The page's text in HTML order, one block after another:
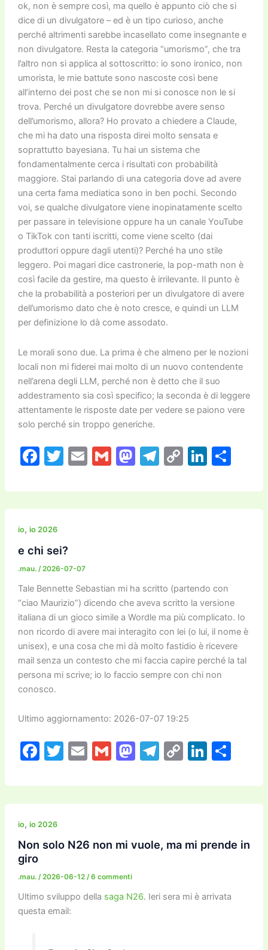
ok, non è sempre così, ma quello è appunto ciò che si
dice di un divulgatore – ed è un tipo curioso, anche
perché altrimenti sarebbe incasellato come insegnante e
non divulgatore. Resta la categoria “umorismo”, che tra
l’altro non si applica al sottoscritto: io sono ironico, non
umorista, le mie battute sono nascoste così bene
all’interno dei post che se non mi si conosce non le si
trova. Perché un divulgatore dovrebbe avere senso
dell’umorismo, allora? Ho provato a chiedere a Claude,
che mi ha dato una risposta direi molto sensata e
soprattutto bayesiana. Tu hai un sistema che
fondamentalmente cerca i risultati con probabilità
maggiore. Stai parlando di una categoria dove ad avere
una certa fama mediatica sono in ben pochi. Secondo
voi, se qualche divulgatore viene inopinatamente scelto
per passare in televisione oppure ha un canale YouTube
o TikTok con tanti iscritti, come viene scelto (dai
produttori oppure dagli utenti)? Perché ha uno stile
leggero. Poi magari dice castronerie, la pop-math non è
così facile da gestire, ma questo è irrilevante. Il punto è
che la probabilità a posteriori per un divulgatore di avere
dell’umorismo dato che è noto cresce, e quindi un LLM
per definizione lo dà come assodato.
Le morali sono due. La prima è che almeno per le nozioni
locali non mi fiderei mai molto di un nuovo contendente
nell’arena degli LLM, perché non è detto che il suo
addestramento sia così specifico; la seconda è di leggere
attentamente le risposte date per vedere se paiono vere
solo perché sin troppo generiche.
F
c
e
b
o
o
k
T
itt
er
E
ai
l
G
ai
l
M
st
o
T
e
gr
C
p
y
Li
k
e
C
n
di
io, io 2026
e chi sei?
.mau. /2026-07-07
Tale Bennette Sebastian mi ha scritto (partendo con
“ciao Maurizio”) dicendo che aveva scritto la versione
italiana di un gioco simile a Wordle ma più complicato. Io
non ricordo di avere mai interagito con lei (o lui, il nome è
unisex), e una cosa che mi dà molto fastidio è ricevere
mail senza un contesto che mi faccia capire perché la tal
persona mi scrive; io lo faccio sempre con chi non
conosco.
Ultimo aggiornamento: 2026-07-07 19:25
F
c
e
b
o
k
T
itt
er
E
ai
l
G
ai
l
M
st
o
o
T
e
gr
m
C
p
y
n
Li
k
e
n
C
n
di
di
io, io 2026
Non solo N26 non mi vuole, ma mi prende in
giro
.mau. /2026-06-12 /6 commenti
Ultimo sviluppo della saga N26. Ieri sera mi è arrivata
questa email: